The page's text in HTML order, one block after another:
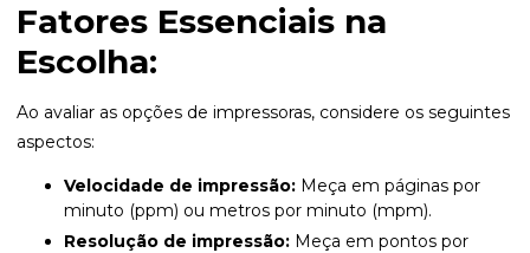
Fatores Essenciais na
Escolha:
Ao avaliar as opções de impressoras, considere os seguintes
aspectos:
Velocidade de impressão: Meça em páginas por
minuto (ppm) ou metros por minuto (mpm).
Resolução de impressão: Meça em pontos por